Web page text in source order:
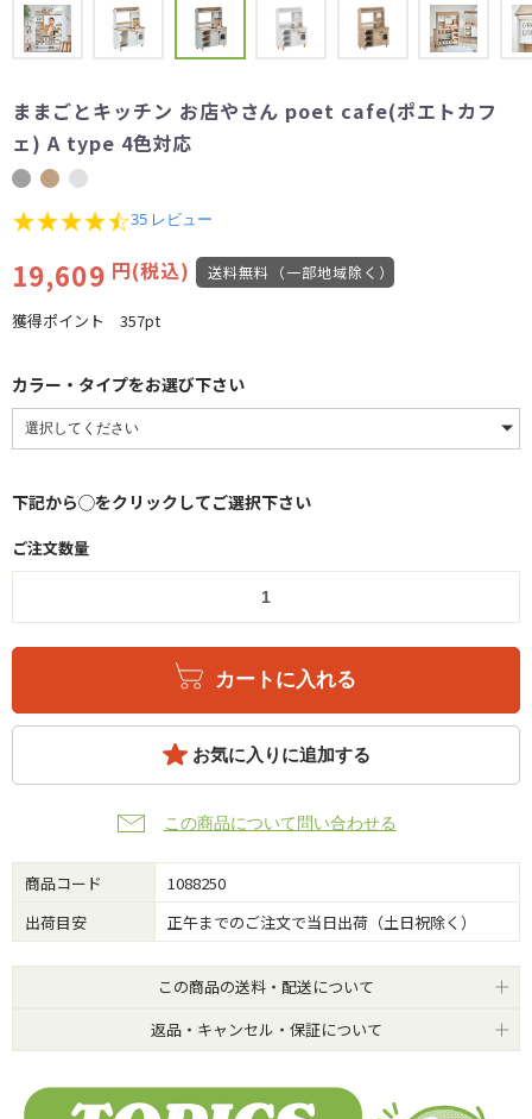
ままごとキッチン お店やさん poet cafe(ポエトカフ
ェ) A type 4色対応
4.4
rating
35 レビュー
19,609 円(税込) 送料無料（一部地域除く）
獲得ポイント 357pt
カラー・タイプをお選び下さい
下記から◯をクリックしてご選択下さい
ご注文数量
カートに入れる
お気に入りに追加する
この商品について問い合わせる
商品コード
1088250
出荷目安
正午までのご注文で当日出荷（土日祝除く）
この商品の送料・配送について
返品・キャンセル・保証について